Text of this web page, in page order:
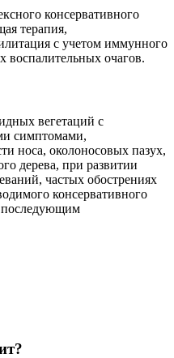
консервативного
терапия,
с учетом иммунного
воспалительных очагов.
вегетаций с
симптомами,
носа, околоносовых пазух,
дерева, при развитии
частых обострениях
консервативного
последующим